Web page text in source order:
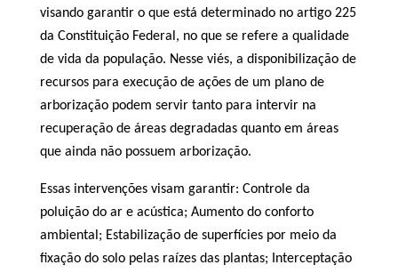
visando garantir o que está determinado no artigo 225
da Constituição Federal, no que se refere a qualidade
de vida da população. Nesse viés, a disponibilização de
recursos para execução de ações de um plano de
arborização podem servir tanto para intervir na
recuperação de áreas degradadas quanto em áreas
que ainda não possuem arborização.
Essas intervenções visam garantir: Controle da
poluição do ar e acústica; Aumento do conforto
ambiental; Estabilização de superfícies por meio da
fixação do solo pelas raízes das plantas; Interceptação